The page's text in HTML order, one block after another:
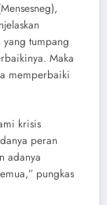
tumpang
Maka
memperbaiki
krisis
peran
adanya
pungkas